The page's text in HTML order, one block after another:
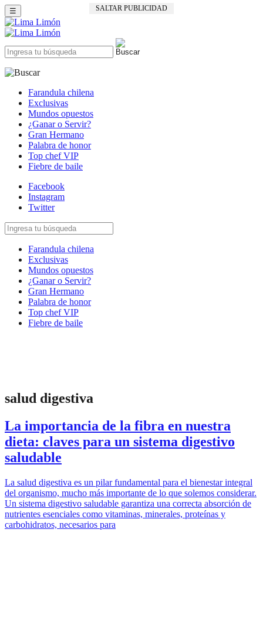
SALTAR PUBLICIDAD
☰
Farandula chilena
Exclusivas
Mundos opuestos
¿Ganar o Servir?
Gran Hermano
Palabra de honor
Top chef VIP
Fiebre de baile
Facebook
Instagram
Twitter
Farandula chilena
Exclusivas
Mundos opuestos
¿Ganar o Servir?
Gran Hermano
Palabra de honor
Top chef VIP
Fiebre de baile
salud digestiva
La importancia de la fibra en nuestra
dieta: claves para un sistema digestivo
saludable
La salud digestiva es un pilar fundamental para el bienestar integral
del organismo, mucho más importante de lo que solemos considerar.
Un sistema digestivo saludable garantiza una correcta absorción de
nutrientes esenciales como vitaminas, minerales, proteínas y
carbohidratos, necesarios para